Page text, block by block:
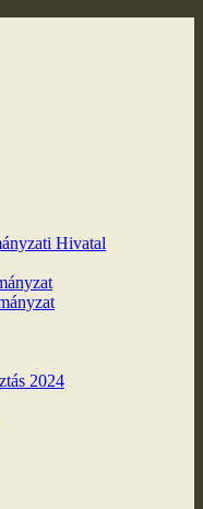
Hivatal
2024